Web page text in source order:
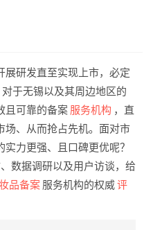
展研发直至实现上市，必定
于无锡以及其周边地区的
且可靠的备案 服务机构 ，直
场、从而抢占先机。面对市
力更强、且口碑更优呢？
数据调研以及用户访谈，给
品备案 服务机构的权威评